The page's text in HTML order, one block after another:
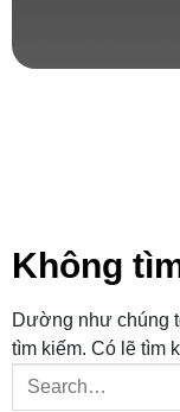
Không
Dường như chúng
tìm kiếm. Có lẽ tìm